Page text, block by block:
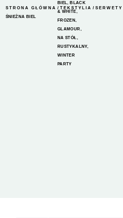
BIEL, BLACK
& WHITE,
FROZEN,
GLAMOUR,
NA STÓŁ,
RUSTYKALNY,
WINTER
PARTY
STRONA GŁÓWNA / TEKSTYLIA /SERWETY
ŚNIEŻNA BIEL